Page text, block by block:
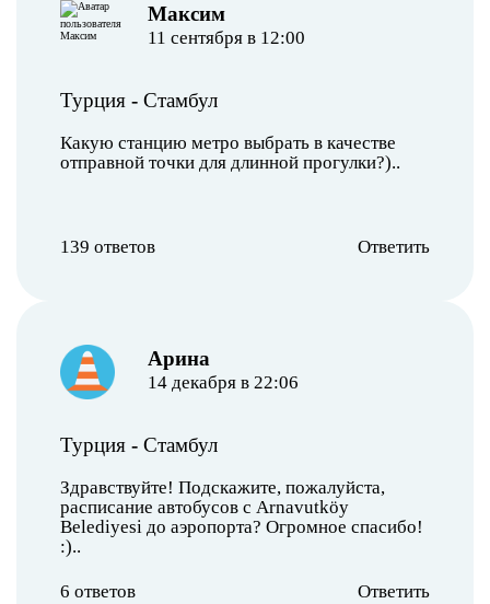
Максим
11 сентября в 12:00
Турция - Стамбул
Какую станцию метро выбрать в качестве
отправной точки для длинной прогулки?)..
139 ответов Ответить
Арина
14 декабря в 22:06
Турция - Стамбул
Здравствуйте! Подскажите, пожалуйста,
расписание автобусов с Arnavutköy
Belediyesi до аэропорта? Огромное спасибо!
:)..
6 ответов Ответить